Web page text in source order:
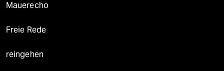
Mauerecho
Freie Rede
reingehen